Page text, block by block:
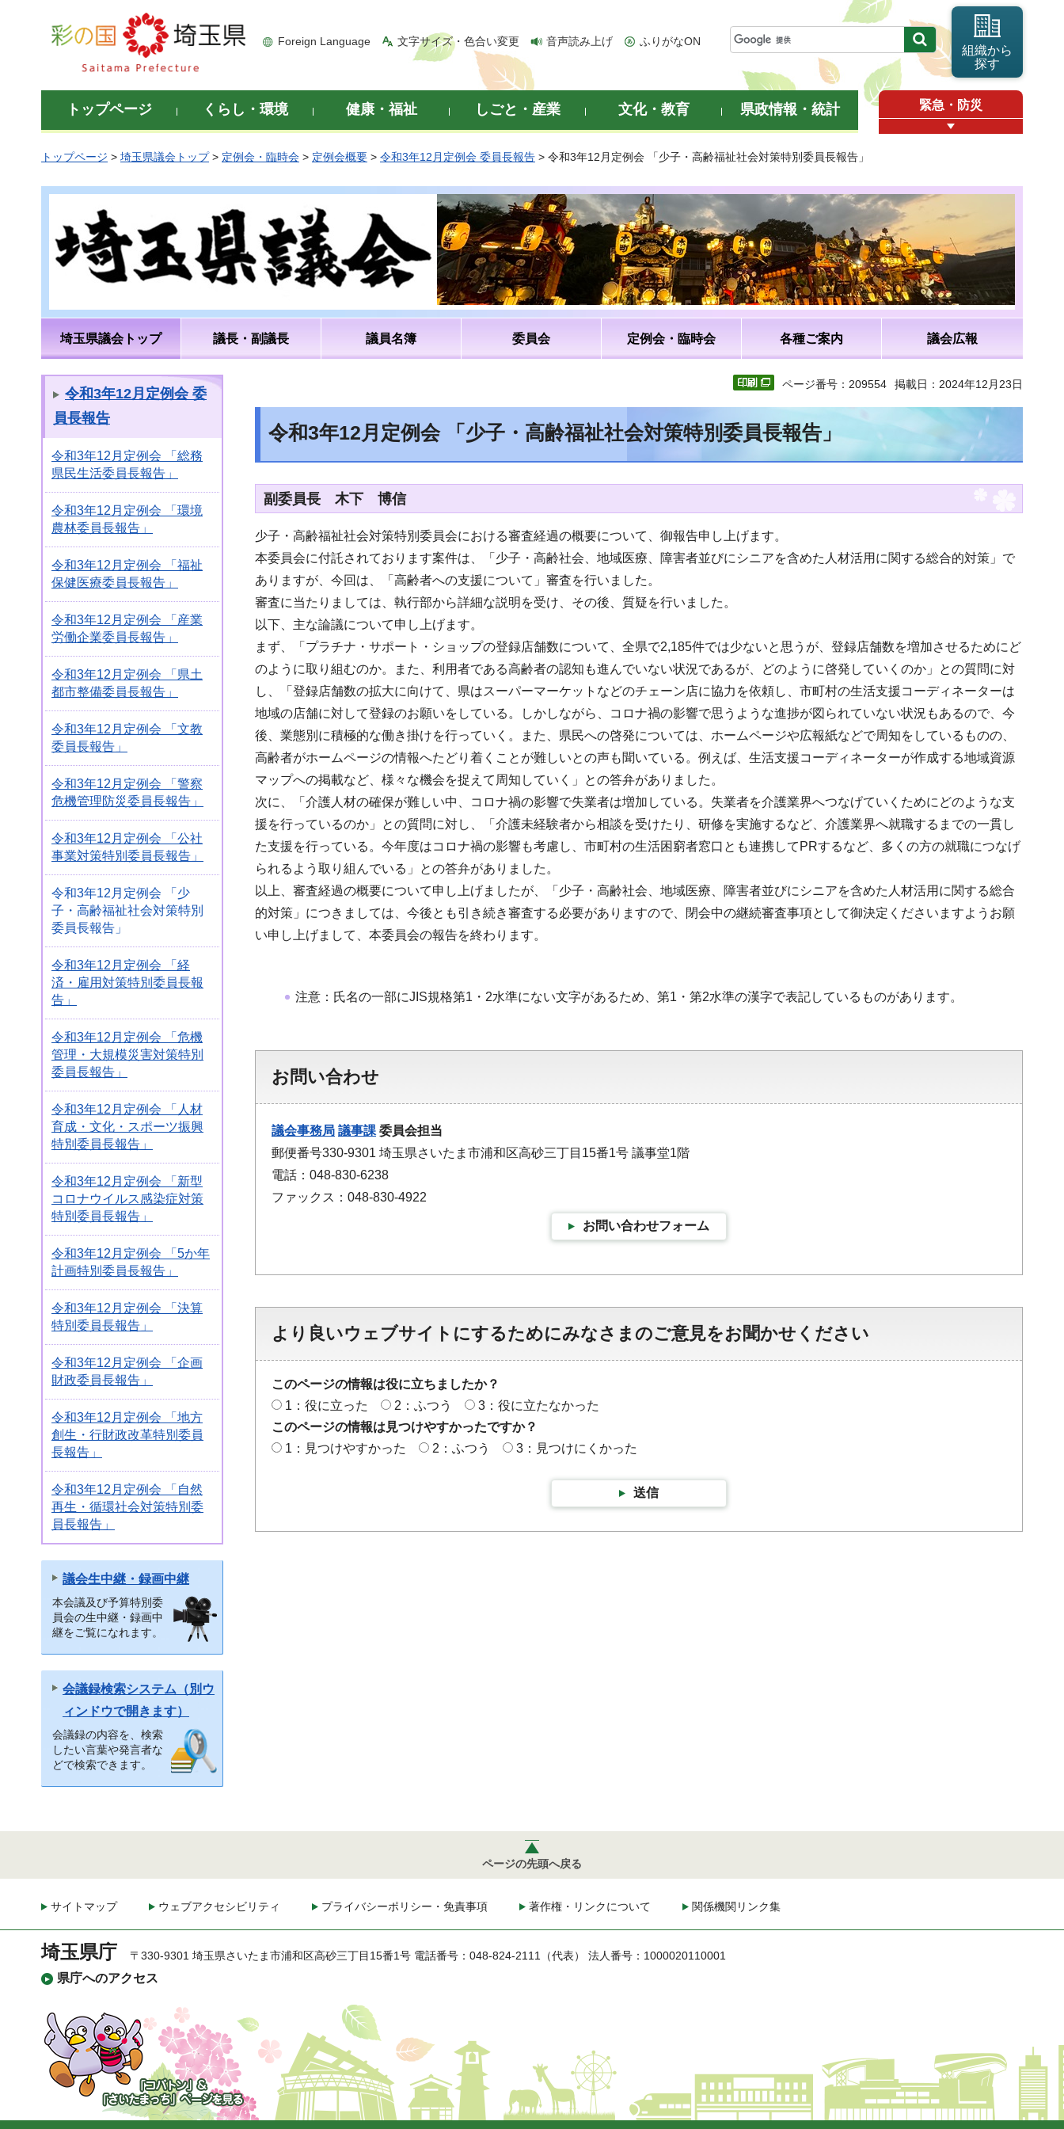
彩の国 埼玉県
Foreign Language 文字サイズ・色合い変更 音声読み上げ ふりがなON
組織から
探す
トップページ くらし・環境 健康・福祉 しごと・産業 文化・教育 県政情報・統計 緊急・防災
トップページ > 埼玉県議会トップ> 定例会・臨時会 > 定例会概要 > 令和3年12月定例会 委員長報告 > 令和3年12月定例会 「少子・高齢福祉社会対策特別委員長報告」
埼玉県議会トップ 議長・副議長 議員名簿 委員会 定例会・臨時会 各種ご案内 議会広報
令和3年12月定例会 委
員長報告
令和3年12月定例会 「総務
県民生活委員長報告」
令和3年12月定例会 「環境
農林委員長報告」
令和3年12月定例会 「福祉
保健医療委員長報告」
令和3年12月定例会 「産業
労働企業委員長報告」
令和3年12月定例会 「県土
都市整備委員長報告」
令和3年12月定例会 「文教
委員長報告」
令和3年12月定例会 「警察
危機管理防災委員長報告」
令和3年12月定例会 「公社
事業対策特別委員長報告」
令和3年12月定例会 「少
子・高齢福祉社会対策特別
委員長報告」
令和3年12月定例会 「経
済・雇用対策特別委員長報
告」
令和3年12月定例会 「危機
管理・大規模災害対策特別
委員長報告」
令和3年12月定例会 「人材
育成・文化・スポーツ振興
特別委員長報告」
令和3年12月定例会 「新型
コロナウイルス感染症対策
特別委員長報告」
令和3年12月定例会 「5か年
計画特別委員長報告」
令和3年12月定例会 「決算
特別委員長報告」
令和3年12月定例会 「企画
財政委員長報告」
令和3年12月定例会 「地方
創生・行財政改革特別委員
長報告」
令和3年12月定例会 「自然
再生・循環社会対策特別委
員長報告」
議会生中継・録画中継
本会議及び予算特別委
員会の生中継・録画中
継をご覧になれます。
会議録検索システム（別ウ
ィンドウで開きます）
会議録の内容を、検索
したい言葉や発言者な
どで検索できます。
ページ番号：209554 掲載日：2024年12月23日
令和3年12月定例会 「少子・高齢福祉社会対策特別委員長報告」
副委員長 木下 博信
少子・高齢福祉社会対策特別委員会における審査経過の概要について、御報告申し上げます。
本委員会に付託されております案件は、「少子・高齢社会、地域医療、障害者並びにシニアを含めた人材活用に関する総合的対策」で
ありますが、今回は、「高齢者への支援について」審査を行いました。
審査に当たりましては、執行部から詳細な説明を受け、その後、質疑を行いました。
以下、主な論議について申し上げます。
まず、「プラチナ・サポート・ショップの登録店舗数について、全県で2,185件では少ないと思うが、登録店舗数を増加させるためにど
のように取り組むのか。また、利用者である高齢者の認知も進んでいない状況であるが、どのように啓発していくのか」との質問に対
し、「登録店舗数の拡大に向けて、県はスーパーマーケットなどのチェーン店に協力を依頼し、市町村の生活支援コーディネーターは
地域の店舗に対して登録のお願いをしている。しかしながら、コロナ禍の影響で思うような進捗が図られていない状況もあるので、今
後、業態別に積極的な働き掛けを行っていく。また、県民への啓発については、ホームページや広報紙などで周知をしているものの、
高齢者がホームページの情報へたどり着くことが難しいとの声も聞いている。例えば、生活支援コーディネーターが作成する地域資源
マップへの掲載など、様々な機会を捉えて周知していく」との答弁がありました。
次に、「介護人材の確保が難しい中、コロナ禍の影響で失業者は増加している。失業者を介護業界へつなげていくためにどのような支
援を行っているのか」との質問に対し、「介護未経験者から相談を受けたり、研修を実施するなど、介護業界へ就職するまでの一貫し
た支援を行っている。今年度はコロナ禍の影響も考慮し、市町村の生活困窮者窓口とも連携してPRするなど、多くの方の就職につなげ
られるよう取り組んでいる」との答弁がありました。
以上、審査経過の概要について申し上げましたが、「少子・高齢社会、地域医療、障害者並びにシニアを含めた人材活用に関する総合
的対策」につきましては、今後とも引き続き審査する必要がありますので、閉会中の継続審査事項として御決定くださいますようお願
い申し上げまして、本委員会の報告を終わります。
注意：氏名の一部にJIS規格第1・2水準にない文字があるため、第1・第2水準の漢字で表記しているものがあります。
お問い合わせ
議会事務局 議事課委員会担当
郵便番号330-9301 埼玉県さいたま市浦和区高砂三丁目15番1号 議事堂1階
電話：048-830-6238
ファックス：048-830-4922
お問い合わせフォーム
より良いウェブサイトにするためにみなさまのご意見をお聞かせください
このページの情報は役に立ちましたか？
1：役に立った
2：ふつう
3：役に立たなかった
このページの情報は見つけやすかったですか？
1：見つけやすかった
2：ふつう 3：見つけにくかった
送信
ページの先頭へ戻る
サイトマップ ウェブアクセシビリティ プライバシーポリシー・免責事項 著作権・リンクについて 関係機関リンク集
埼玉県庁
県庁へのアクセス
〒330-9301 埼玉県さいたま市浦和区高砂三丁目15番1号 電話番号：048-824-2111（代表） 法人番号：1000020110001
「コバトン」&「さいた
まっち」